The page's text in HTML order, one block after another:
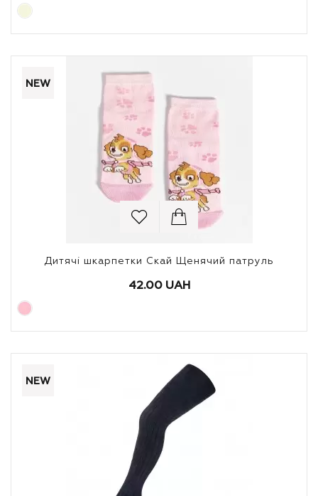
NEW
Дитячі шкарпетки Скай Щенячий патруль
42.00 UAH
NEW